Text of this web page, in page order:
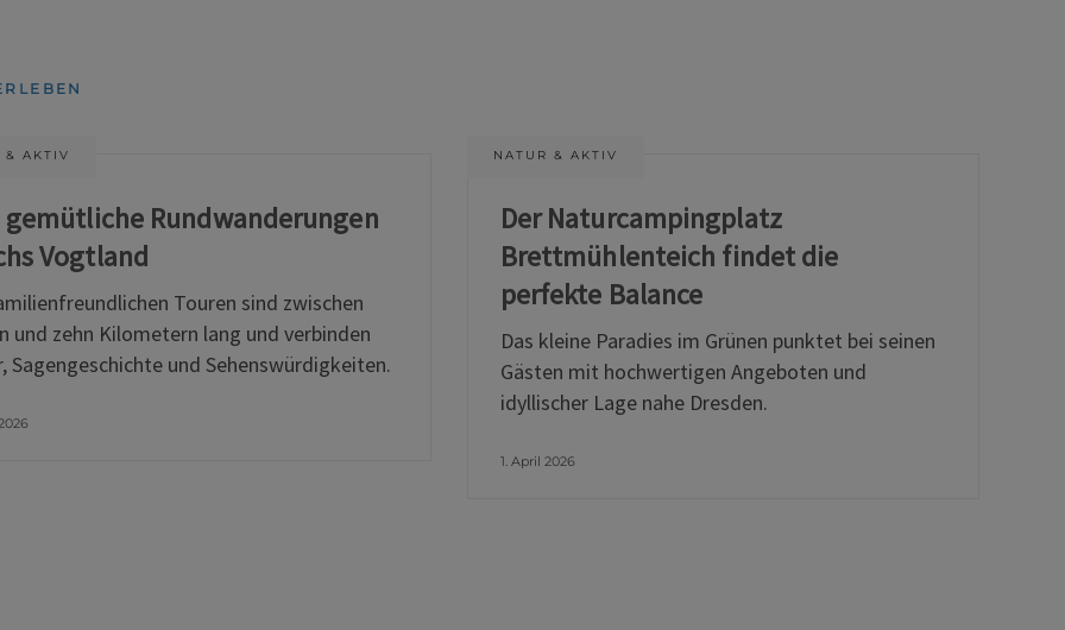
& AKTIV
gemütliche Rundwanderungen
Vogtland
Touren sind zwischen
und zehn Kilometern lang und verbinden
Sagengeschichte und Sehenswürdigkeiten.
NATUR & AKTIV
Der Naturcampingplatz
Brettmühlenteich findet die
perfekte Balance
Das kleine Paradies im Grünen punktet bei seinen
Gästen mit hochwertigen Angeboten und
idyllischer Lage nahe Dresden.
1. April 2026